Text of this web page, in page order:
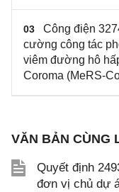
03
Công điện
cường công tác
viêm đường hô
Coroma (MeRS-
VĂN BẢN CÙNG
Quyết định
đơn vị chủ dự